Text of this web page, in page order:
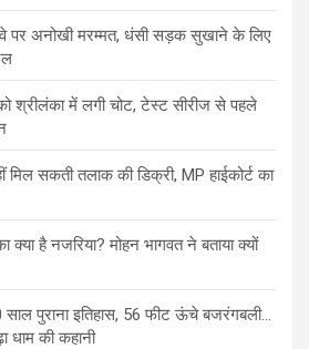
अनोखी मरम्मत, धंसी सड़क सुखाने के लिए
श्रीलंका में लगी चोट, टेस्ट सीरीज से पहले
सकती तलाक की डिक्री, MP हाईकोर्ट का
क्या है नजरिया? मोहन भागवत ने बताया क्यों
पुराना इतिहास, 56 फीट ऊंचे बजरंगबली…
धाम की कहानी